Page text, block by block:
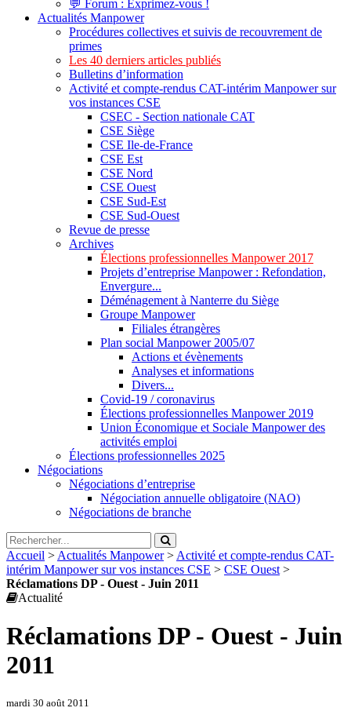
💬 Forum : Exprimez-vous !
Actualités Manpower
Procédures collectives et suivis de recouvrement de
primes
Les 40 derniers articles publiés
Bulletins d’information
Activité et compte-rendus CAT-intérim Manpower sur
vos instances CSE
CSEC - Section nationale CAT
CSE Siège
CSE Ile-de-France
CSE Est
CSE Nord
CSE Ouest
CSE Sud-Est
CSE Sud-Ouest
Revue de presse
Archives
Élections professionnelles Manpower 2017
Projets d’entreprise Manpower : Refondation,
Envergure...
Déménagement à Nanterre du Siège
Groupe Manpower
Filiales étrangères
Plan social Manpower 2005/07
Actions et évènements
Analyses et informations
Divers...
Covid-19 / coronavirus
Élections professionnelles Manpower 2019
Union Économique et Sociale Manpower des
activités emploi
Élections professionnelles 2025
Négociations
Négociations d’entreprise
Négociation annuelle obligatoire (NAO)
Négociations de branche
Accueil > Actualités Manpower> Activité et compte-rendus CAT-
intérim Manpower sur vos instances CSE > CSE Ouest >
Réclamations DP - Ouest - Juin 2011
Actualité
Réclamations DP - Ouest - Juin
2011
mardi 30 août 2011